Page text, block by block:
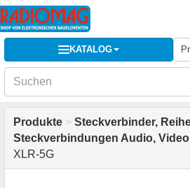
KATALOG
Produkte > Steckverbinder,
Steckverbindungen Audio, Video
XLR-5G